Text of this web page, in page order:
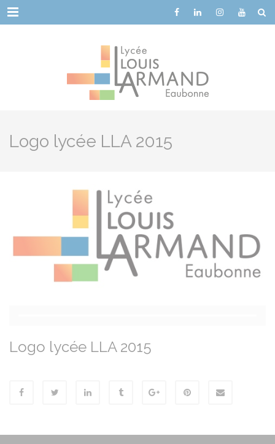
Menu
Logo lycée LLA 2015
Logo lycée LLA 2015
Cookies management panel